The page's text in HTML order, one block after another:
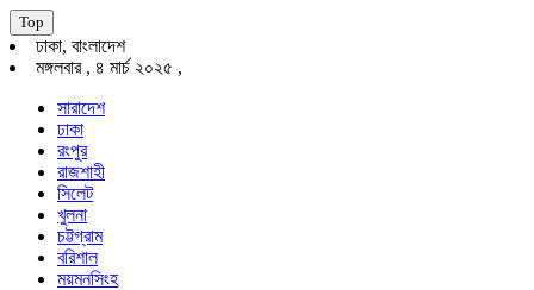
Top
ঢাকা, বাংলাদেশ
মঙ্গলবার , ৪ মার্চ ২০২৫ ,
সারাদেশ
ঢাকা
রংপুর
রাজশাহী
সিলেট
খুলনা
চট্টগ্রাম
বরিশাল
ময়মনসিংহ